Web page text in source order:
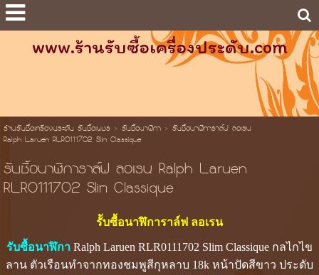
www.ร้านรับซื้อเครื่องประดับ.com
ร้านรับซื้อเครื่องประดับ รับซื้อเพชร> รับซื้อนาฬิกา> รัับซื้อนาฬิการาล์ฟ ลอเรน
Ralph Laruen RLR0111702 Slim Classique
รัับซื้อนาฬิการาล์ฟ ลอเรน Ralph Laruen
RLR0111702 Slim Classique
รัับซื้อนาฬิการาล์ฟ ลอเรน
รับซื้อนาฬิกาRalph Laruen RLR0111702 Slim Classique กลไกไข
ลาน ตัวเรือนทำจากทองชมพูสีกุหลาบ 18k หน้าปัดสีขาว ประดับ